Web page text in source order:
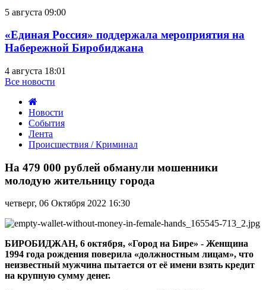
5 августа 09:00
«Единая Россия» поддержала мероприятия на
Набережной Биробиджана
4 августа 18:01
Все новости
Новости
События
Лента
Происшествия / Криминал
479
рублей
мошенники
молодую
жительницу
города
На 479 000 рублей обманули мошенники
молодую жительницу города
четверг, 06 Октября 2022 16:30
БИРОБИДЖАН, 6 октября, «Город на Бире» - Женщина
1994 года рождения поверила «должностным лицам», что
неизвестный мужчина пытается от её имени взять кредит
на крупную сумму денег.